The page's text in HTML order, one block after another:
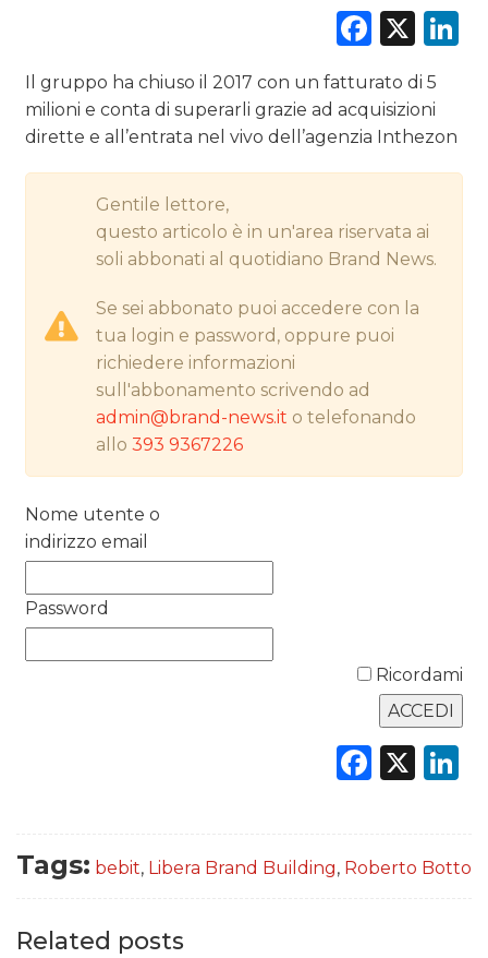
RADIO / AUDIO
DATI
PREVISIONI/SCENARI
NORMATIVE
TREND
OPINIONI
X
Il gruppo ha chiuso il 2017 con un fatturato di 5
milioni e conta di superarli grazie ad acquisizioni
dirette e all’entrata nel vivo dell’agenzia Inthezon
Gentile lettore,
questo articolo è in un'area riservata ai
soli abbonati al quotidiano Brand News.
Se sei abbonato puoi accedere con la
tua login e password, oppure puoi
richiedere informazioni
sull'abbonamento scrivendo ad
admin@brand-news.it o telefonando
allo393 9367226
Nome utente o
indirizzo email
Password
Ricordami
X
Tags: bebit, Libera Brand Building, Roberto Botto
Related posts